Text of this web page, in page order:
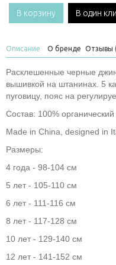
В корзину В один
Описание О бренде Отзывы
Расклешенные черные
вышивкой на штанинах. 5
пуговицу, пояс на
Состав: 100%
Made in China, designed in
Размеры:
4 года - 98-104 см
5 лет - 105-110 см
6 лет - 111-116 см
8 лет - 117-128 см
10 лет - 129-140 см
12 лет - 141-152 см